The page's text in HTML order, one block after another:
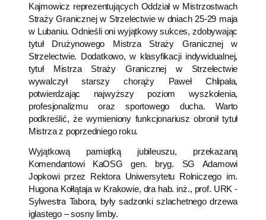
Kajmowicz reprezentujących Oddział w Mistrzostwach
Straży Granicznej w Strzelectwie w dniach 25-29 maja
w Lubaniu. Odnieśli oni wyjątkowy sukces, zdobywając
tytuł Drużynowego Mistrza Straży Granicznej w
Strzelectwie. Dodatkowo, w klasyfikacji indywidualnej,
tytuł Mistrza Straży Granicznej w Strzelectwie
wywalczył starszy chorąży Paweł Chlipała,
potwierdzając najwyższy poziom wyszkolenia,
profesjonalizmu oraz sportowego ducha. Warto
podkreślić, że wymieniony funkcjonariusz obronił tytuł
Mistrza z poprzedniego roku.
Wyjątkową pamiątką jubileuszu, przekazaną
Komendantowi KaOSG gen. bryg. SG Adamowi
Jopkowi przez Rektora Uniwersytetu Rolniczego im.
Hugona Kołłątaja w Krakowie, dra hab. inż., prof. URK -
Sylwestra Tabora, były sadzonki szlachetnego drzewa
iglastego – sosny limby.